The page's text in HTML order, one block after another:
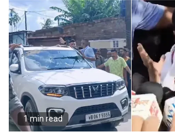
1 min read